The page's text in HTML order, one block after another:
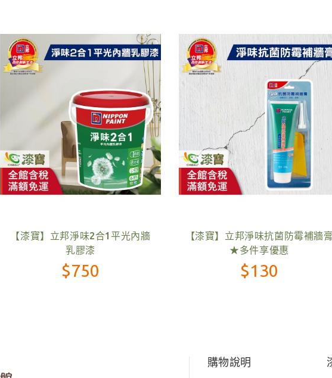
【漆寶】德寶袂滑倒浴室磁磚防滑
$475
【漆寶】得利水性隔熱浪
漆組
$2,600
購物說明